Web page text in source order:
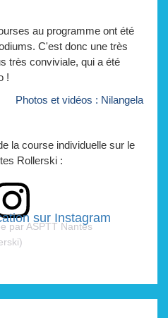
au programme ont été
C'est donc une très
très conviviale, qui a été
!
Photos et vidéos : Nilangela
la course individuelle sur le
Rollerski :
sur Instagram
par ASPTT Nantes